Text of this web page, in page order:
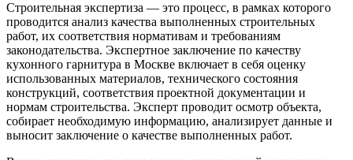
Строительная экспертиза — это процесс, в рамках которого
проводится анализ качества выполненных строительных
работ, их соответствия нормативам и требованиям
законодательства. Экспертное заключение по качеству
кухонного гарнитура в Москве включает в себя оценку
использованных материалов, технического состояния
конструкций, соответствия проектной документации и
нормам строительства. Эксперт проводит осмотр объекта,
собирает необходимую информацию, анализирует данные и
выносит заключение о качестве выполненных работ.